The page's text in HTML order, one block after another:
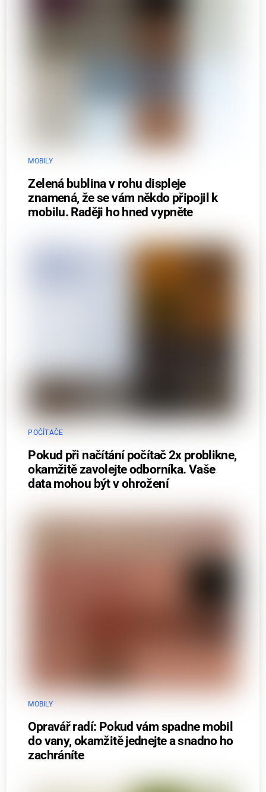
MOBILY
Zelená bublina v rohu displeje
znamená, že se vám někdo připojil k
mobilu. Raději ho hned vypněte
POČÍTAČE
Pokud při načítání počítač 2x problikne,
okamžitě zavolejte odborníka. Vaše
data mohou být v ohrožení
MOBILY
Opravář radí: Pokud vám spadne mobil
do vany, okamžitě jednejte a snadno ho
zachráníte